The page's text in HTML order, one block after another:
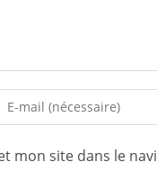
mon site dans le